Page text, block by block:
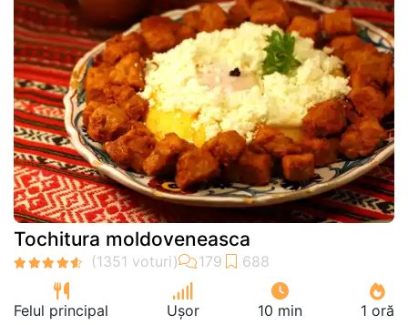
Tochitura moldoveneasca
Felul principal Ușor 10 min 1 oră